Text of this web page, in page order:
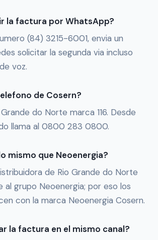
la factura por WhatsApp?
(84) 3215-6001, envia un
solicitar la segunda via incluso
voz.
de Cosern?
do Norte marca 116. Desde
llama al 0800 283 0800.
mismo que Neoenergia?
de Rio Grande do Norte
grupo Neoenergia; por eso los
con la marca Neoenergia Cosern.
la factura en el mismo canal?